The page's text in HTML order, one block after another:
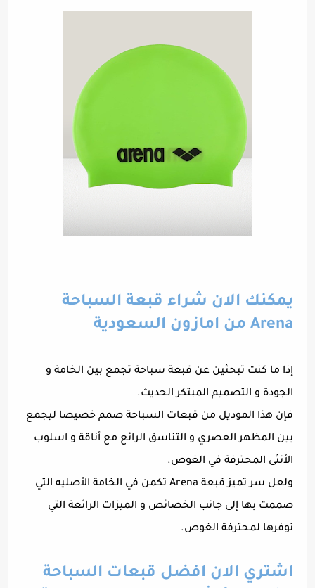
يمكنك الان شراء قبعة السباحة
Arena من امازون السعودية
إذا ما كنت تبحثين عن قبعة سباحة تجمع بين الخامة و
الجودة و التصميم المبتكر الحديث.
فإن هذا الموديل من قبعات السباحة صمم خصيصا ليجمع
بين المظهر العصري و التناسق الرائع مع أناقة و اسلوب
الأنثى المحترفة في الغوص.
ولعل سر تميز قبعة Arena تكمن في الخامة الأصليه التي
صممت بها إلى جانب الخصائص و الميزات الرائعة التي
توفرها لمحترفة الغوص.
اشتري الان افضل قبعات السباحة